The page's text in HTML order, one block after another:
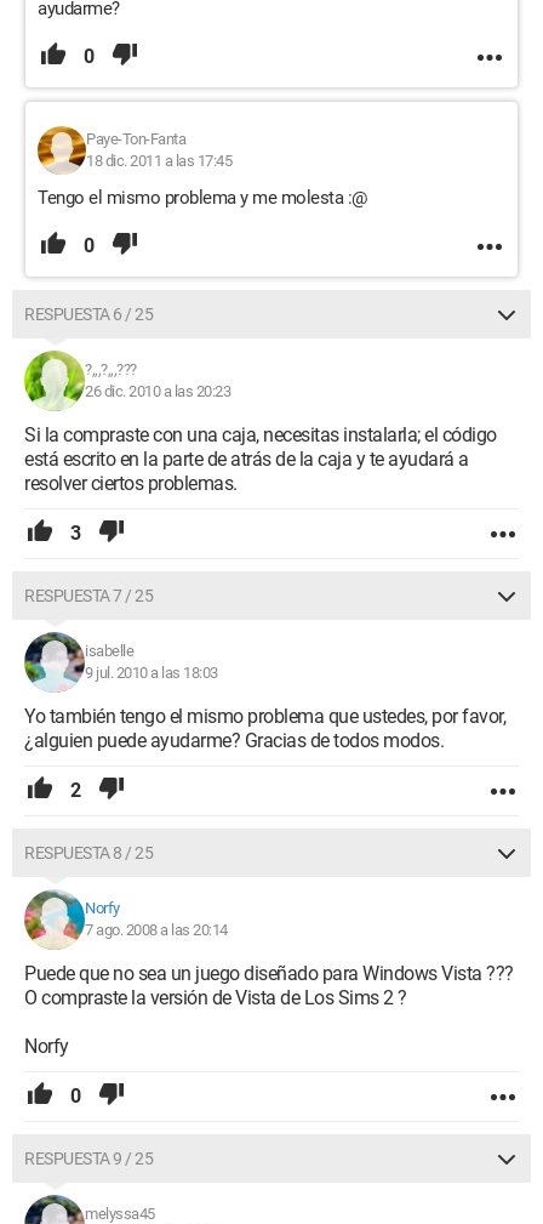
ayudarme?
0
Paye-Ton-Fanta
18 dic. 2011 a las 17:45
Tengo el mismo problema y me molesta :@
0
RESPUESTA 6 / 25
?,,,?,,,???
26 dic. 2010 a las 20:23
Si la compraste con una caja, necesitas instalarla; el código
está escrito en la parte de atrás de la caja y te ayudará a
resolver ciertos problemas.
3
RESPUESTA 7 / 25
isabelle
9 jul. 2010 a las 18:03
Yo también tengo el mismo problema que ustedes, por favor,
¿alguien puede ayudarme? Gracias de todos modos.
2
RESPUESTA 8 / 25
Norfy
7 ago. 2008 a las 20:14
Puede que no sea un juego diseñado para Windows Vista ???
O compraste la versión de Vista de Los Sims 2 ?
Norfy
0
RESPUESTA 9 / 25
melyssa45